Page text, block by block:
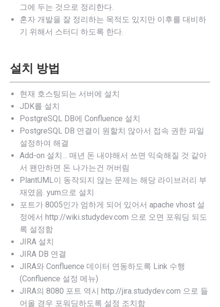
그에 두는 것으로 정리한다.
혼자 개발을 잘 정리하는 목적도 있지만 이후를 대비하
기 위해서 스터디 하도록 한다.
설치 방법
현재 호스팅되는 서버에 설치
JDK를 설치
PostgreSQL DB에 Confluence 설치
PostgreSQL DB 연결이 원할치 않아서 접속 권한 파일
설정하여 해결
Add-on 설치… 매년 돈 내야해서 쓰면 익숙해질 것 같아
서 왠만하면 돈 나가는건 꺼버림
PlantUML이 동작되지 않는 문제는 해당 라이브러리 부
재였음. yum으로 설치
포트가 8005인가 엄하게 되어 있어서 apache vhost 설
정에서 http://wiki.studydev.com 으로 오면 포워딩 되도
록 설정함
JIRA 설치
JIRA DB 연결
JIRA와 Confluence 데이터 연동하도록 Link 수행
(Confluence 설정 메뉴)
JIRA의 8080 포트 역시 http://jira.studydev.com 으로 들
어올 경우 포워딩하도록 설정 조치함